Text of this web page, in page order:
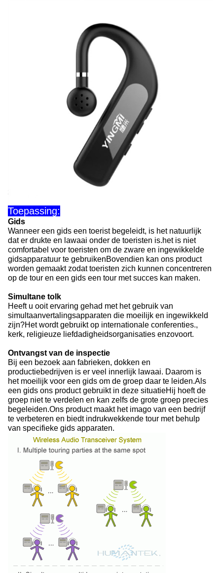
Toepassing:
Gids
Wanneer een gids een toerist begeleidt, is het natuurlijk
dat er drukte en lawaai onder de toeristen is.het is niet
comfortabel voor toeristen om de zware en ingewikkelde
gidsapparatuur te gebruikenBovendien kan ons product
worden gemaakt zodat toeristen zich kunnen concentreren
op de tour en een gids een tour met succes kan maken.
Simultane tolk
Heeft u ooit ervaring gehad met het gebruik van
simultaanvertalingsapparaten die moeilijk en ingewikkeld
zijn?Het wordt gebruikt op internationale conferenties.,
kerk, religieuze liefdadigheidsorganisaties enzovoort.
Ontvangst van de inspectie
Bij een bezoek aan fabrieken, dokken en
productiebedrijven is er veel innerlijk lawaai. Daarom is
het moeilijk voor een gids om de groep daar te leiden.Als
een gids ons product gebruikt in deze situatieHij hoeft de
groep niet te verdelen en kan zelfs de grote groep precies
begeleiden.Ons product maakt het imago van een bedrijf
te verbeteren en biedt indrukwekkende tour met behulp
van specifieke gids apparaten.